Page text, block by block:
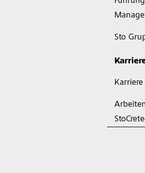
Sto
Karriere